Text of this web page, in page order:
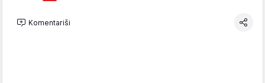
Komentariši